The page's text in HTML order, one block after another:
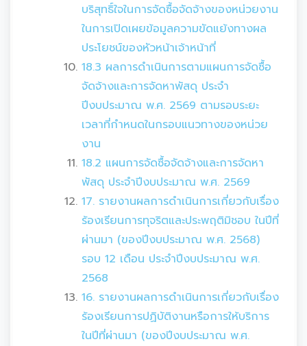
บริสุทธิ์ใจในการจัดซื้อจัดจ้างของหน่วยงาน
ในการเปิดเผยข้อมูลความขัดแย้งทางผล
ประโยชน์ของหัวหน้าเจ้าหน้าที่
18.3 ผลการดำเนินการตามแผนการจัดซื้อ
จัดจ้างและการจัดหาพัสดุ ประจำ
ปีงบประมาณ พ.ศ. 2569 ตามรอบระยะ
เวลาที่กำหนดในกรอบแนวทางของหน่วย
งาน
18.2 แผนการจัดซื้อจัดจ้างและการจัดหา
พัสดุ ประจำปีงบประมาณ พ.ศ. 2569
17. รายงานผลการดำเนินการเกี่ยวกับเรื่อง
ร้องเรียนการทุจริตและประพฤติมิชอบ ในปีที่
ผ่านมา (ของปีงบประมาณ พ.ศ. 2568)
รอบ 12 เดือน ประจำปีงบประมาณ พ.ศ.
2568
16. รายงานผลการดำเนินการเกี่ยวกับเรื่อง
ร้องเรียนการปฏิบัติงานหรือการให้บริการ
ในปีที่ผ่านมา (ของปีงบประมาณ พ.ศ.